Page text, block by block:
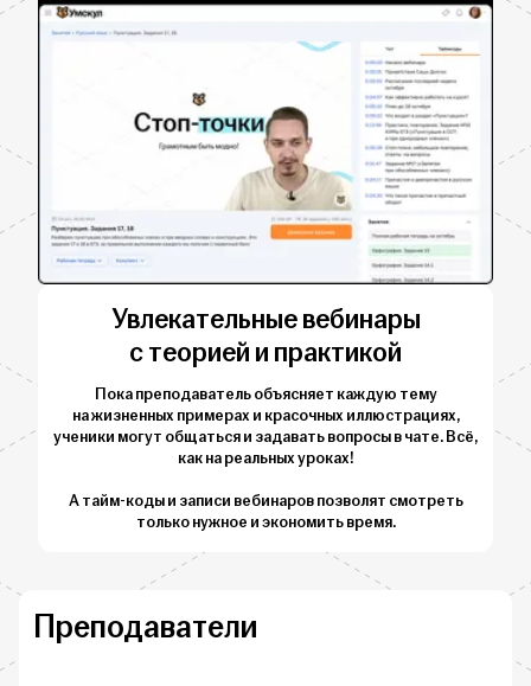
Увлекательные вебинары
с теорией и практикой
Пока преподаватель объясняет каждую тему
на жизненных примерах и красочных иллюстрациях,
ученики могут общаться и задавать вопросы в чате. Всё,
как на реальных уроках!
А тайм-коды и записи вебинаров позволят смотреть
только нужное и экономить время.
Преподаватели